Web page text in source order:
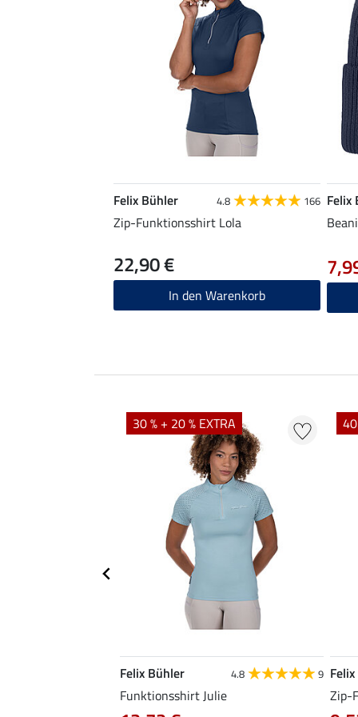
Felix Bühler 4.8 166
Zip-Funktionsshirt Lola
22,90 €
In den Warenkorb
Felix
30 % + 20 % EXTRA
Felix Bühler 4.8 9
Funktionsshirt Julie
Zip-